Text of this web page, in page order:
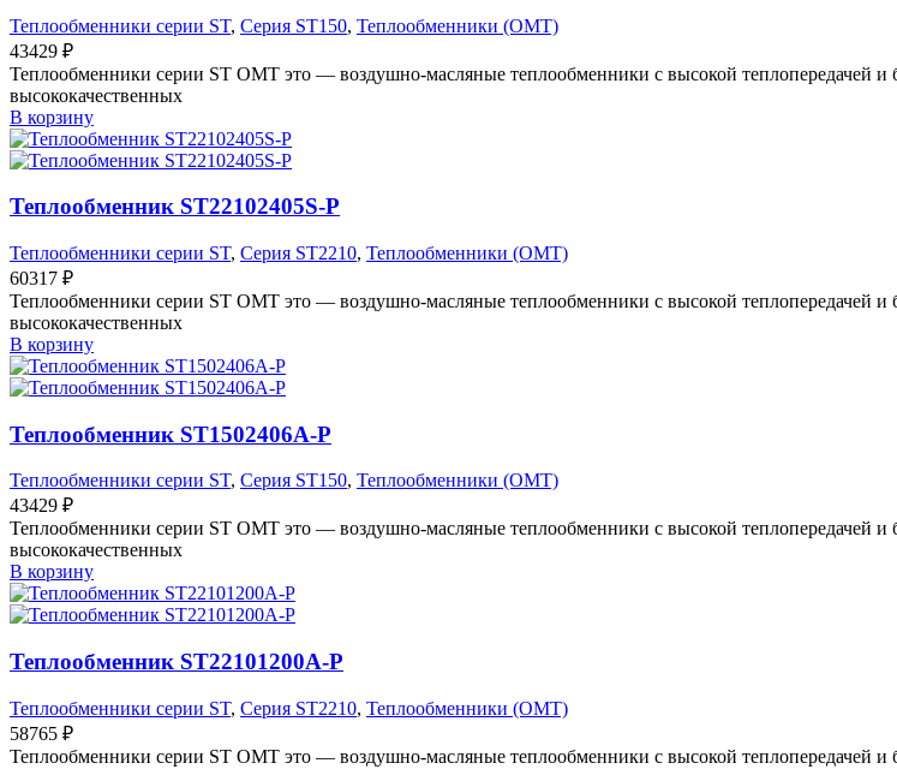
Теплообменники серии ST, Серия ST150, Теплообменники (OMT)
43429 ₽
Теплообменники серии ST OMT это — воздушно-масляные теплообменники с высокой теплопередачей
высококачественных
В корзину
Теплообменник ST22102405S-P
Теплообменники серии ST, Серия ST2210, Теплообменники (OMT)
60317 ₽
Теплообменники серии ST OMT это — воздушно-масляные теплообменники с высокой теплопередачей
высококачественных
В корзину
Теплообменник ST1502406A-P
Теплообменники серии ST, Серия ST150, Теплообменники (OMT)
43429 ₽
Теплообменники серии ST OMT это — воздушно-масляные теплообменники с высокой теплопередачей
высококачественных
В корзину
Теплообменник ST22101200A-P
Теплообменники серии ST, Серия ST2210, Теплообменники (OMT)
58765 ₽
Теплообменники серии ST OMT это — воздушно-масляные теплообменники с высокой теплопередачей